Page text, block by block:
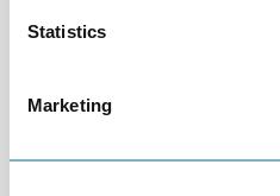
Statistics
Marketing
Spørsmål og svar